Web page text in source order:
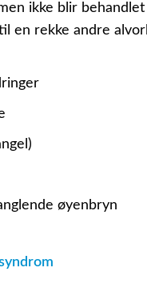
ikke blir
en rekke andre
øyenbryn